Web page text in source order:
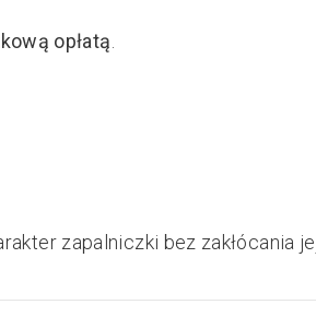
opłatą
zapalniczki bez zakłócania